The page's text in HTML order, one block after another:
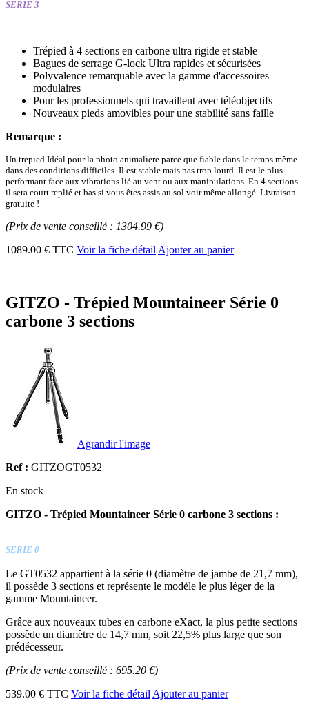
SERIE 3
Trépied à 4 sections en carbone ultra rigide et stable
Bagues de serrage G-lock Ultra rapides et sécurisées
Polyvalence remarquable avec la gamme d'accessoires
modulaires
Pour les professionnels qui travaillent avec téléobjectifs
Nouveaux pieds amovibles pour une stabilité sans faille
Remarque :
Un trepied Idéal pour la photo animaliere parce que fiable dans le temps même
dans des conditions difficiles. Il est stable mais pas trop lourd. Il est le plus
performant face aux vibrations lié au vent ou aux manipulations. En 4 sections
il sera court replié et bas si vous êtes assis au sol voir même allongé. Livraison
gratuite !
(Prix de vente conseillé : 1304.99 €)
1089.00 € TTC Voir la fiche détail Ajouter au panier
GITZO - Trépied Mountaineer Série 0
carbone 3 sections
Agrandir l'image
Ref : GITZOGT0532
En stock
GITZO - Trépied Mountaineer Série 0 carbone 3 sections :
SERIE 0
Le GT0532 appartient à la série 0 (diamètre de jambe de 21,7 mm),
il possède 3 sections et représente le modèle le plus léger de la
gamme Mountaineer.
Grâce aux nouveaux tubes en carbone eXact, la plus petite sections
possède un diamètre de 14,7 mm, soit 22,5% plus large que son
prédécesseur.
(Prix de vente conseillé : 695.20 €)
539.00 € TTC Voir la fiche détailAjouter au panier